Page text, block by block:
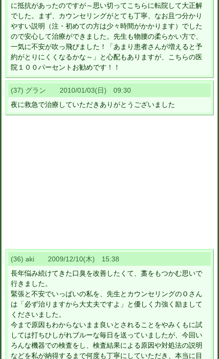
に抵抗があったのですが～思い切ってこちらに転院して大正解
でした。まず、カウンセリングがとても丁寧、なお且つ分かり
やすい説明（注・初めての方は少々時間がかかります）でした
ので安心して治療ができました。先生も物腰の柔らかい方で、
一気に不安が吹っ飛びました！「あまり患者さんが増えると予
約がとりにくくなるかな～」と心配もありますが、こちらの医
院１００パーセントお勧めです！！
(37) グラン 2010/01/03(日) 09:30
夜に救急で治療していただきありがとうございました
(36) aki 2009/12/10(木) 15:38
長年悩み続けてきた口臭を改善したくて、藁をもつかむ思いで
行きました。
緊張と不安でいっぱいの私を、先生とカウンセリングのＯさん
は「必ず治りますから大丈夫ですよ」と優しく力強く励まして
くださいました。
今まで原因もわからないまま良いとされることをやみくもに試
しては打ちひしがれブルーな毎日を送っていましたが、今回い
ろんな機器での検査をし、検査結果による原因や対処法の説明
などを私が納得するまで何度も丁寧にしていただき、本当に目